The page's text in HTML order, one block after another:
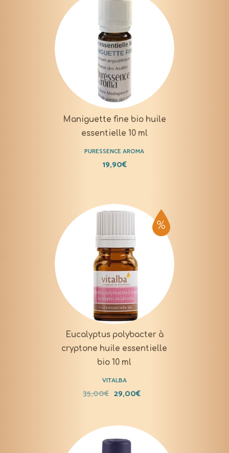
Maniguette fine bio huile
essentielle 10 ml
PURESSENCE AROMA
19,90€
Eucalyptus polybacter à
cryptone huile essentielle
bio 10 ml
VITALBA
35,00€ 29,00€